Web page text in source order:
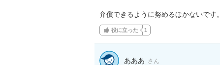
弁償できるように努めるほかないです。
役に立った 1
あああ さん